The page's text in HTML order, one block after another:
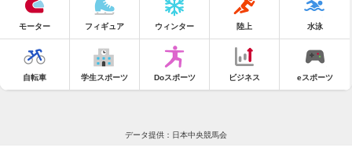
モーター フィギュア ウィンター 陸上 水泳
自転車 学生スポーツ Doスポーツ ビジネス eスポーツ
データ提供：日本中央競馬会